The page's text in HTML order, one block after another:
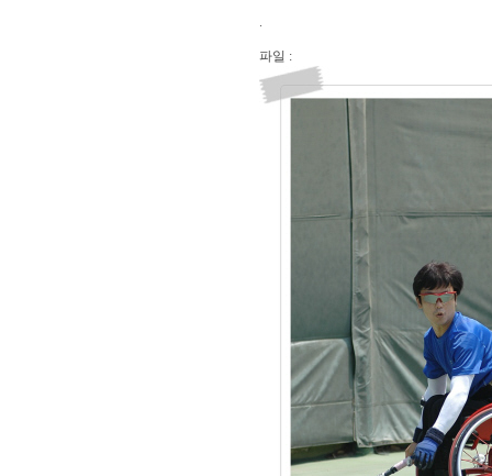
.
파일 :